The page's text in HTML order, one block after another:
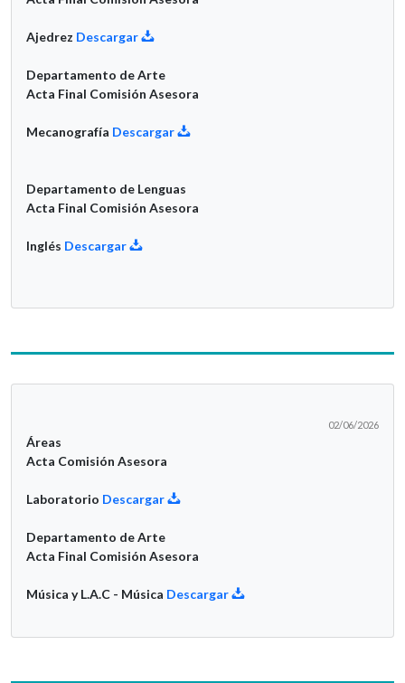
Ajedrez Descargar
Departamento de Arte
Acta Final Comisión Asesora
Mecanografía Descargar
Departamento de Lenguas
Acta Final Comisión Asesora
Inglés Descargar
02/06/2026
Áreas
Acta Comisión Asesora
Laboratorio Descargar
Departamento de Arte
Acta Final Comisión Asesora
Música y L.A.C - Música Descargar